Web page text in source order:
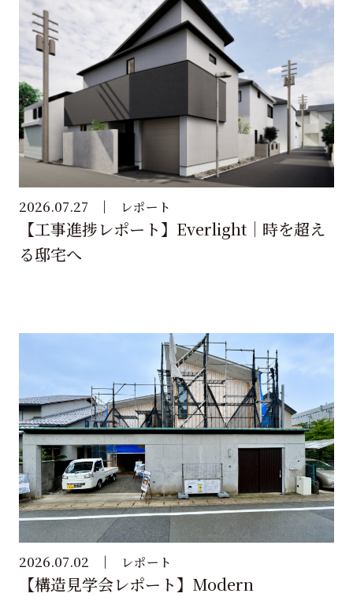
2026.07.27 レポート
【工事進捗レポート】Everlight｜時を超え
る邸宅へ
2026.07.02 レポート
【構造見学会レポート】Modern